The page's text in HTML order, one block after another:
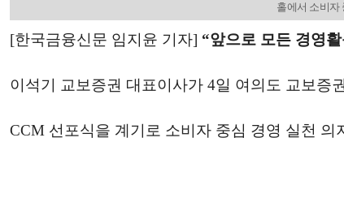
홀에서 소비자
[한국금융신문 임지윤 기자] “앞으로 모든 경영
이석기 교보증권 대표이사가 4일 여의도 교보증
CCM 선포식을 계기로 소비자 중심 경영 실천